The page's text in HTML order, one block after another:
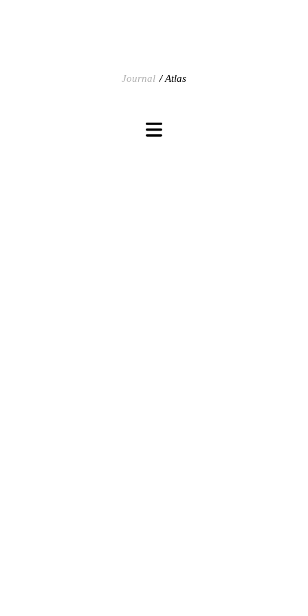
Journal Atlas